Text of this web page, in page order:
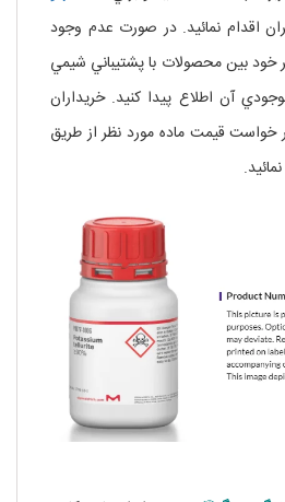
نمائيد. در صورت عدم وجود
بين محصولات با پشتيباني شيمي
آن اطلاع پيدا کنيد. خريداران
قيمت ماده مورد نظر از طريق